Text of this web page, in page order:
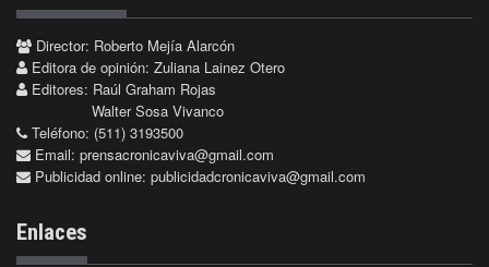
Director: Roberto Mejía Alarcón
Editora de opinión: Zuliana Lainez Otero
Editores: Raúl Graham Rojas
Walter Sosa Vivanco
Teléfono: (511) 3193500
Email: prensacronicaviva@gmail.com
Publicidad online: publicidadcronicaviva@gmail.com
Enlaces